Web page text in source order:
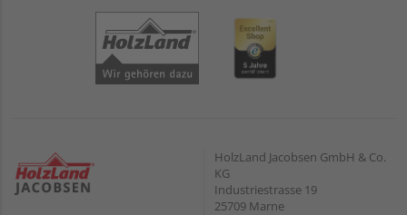
HolzLand Jacobsen GmbH & Co.
KG
Industriestrasse 19
25709 Marne